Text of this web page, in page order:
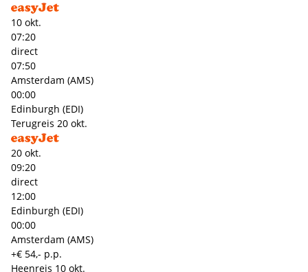
10 okt.
07:20
direct
07:50
Amsterdam (AMS)
00:00
Edinburgh (EDI)
Terugreis 20 okt.
20 okt.
09:20
direct
12:00
Edinburgh (EDI)
00:00
Amsterdam (AMS)
+€ 54,- p.p.
Heenreis 10 okt.